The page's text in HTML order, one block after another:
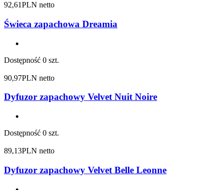
92,61PLN netto
Świeca zapachowa Dreamia
Dostępność 0 szt.
90,97PLN netto
Dyfuzor zapachowy Velvet Nuit Noire
Dostępność 0 szt.
89,13PLN netto
Dyfuzor zapachowy Velvet Belle Leonne